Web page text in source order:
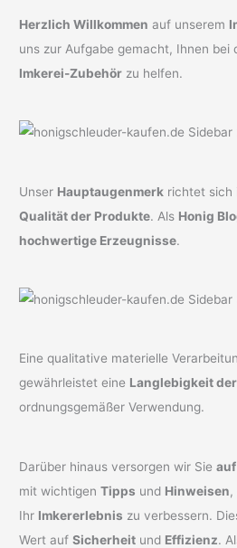
Herzlich Willkommen auf unserem
uns zur Aufgabe gemacht, Ihnen bei
Imkerei-Zubehör zu helfen.
Unser Hauptaugenmerk richtet sich
Qualität der Produkte. Als Honig
hochwertige Erzeugnisse.
Eine qualitative materielle
gewährleistet eine Langlebigkeit
ordnungsgemäßer Verwendung.
Darüber hinaus versorgen wir Sie
mit wichtigenTipps und Hinweisen
Ihr Imkererlebnis zu verbessern.
Wert aufSicherheit und Effizienz.